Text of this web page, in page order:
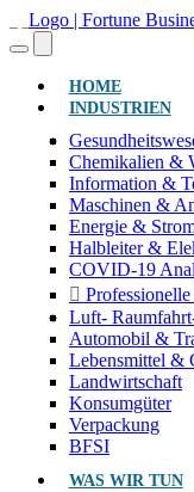
HOME
INDUSTRIEN
Chemikalien &
Information &
Maschinen &
Energie &
Halbleiter &
COVID-19
Luft-
Automobil &
Lebensmittel &
Landwirtschaft
Konsumgüter
Verpackung
BFSI
WAS WIR TUN